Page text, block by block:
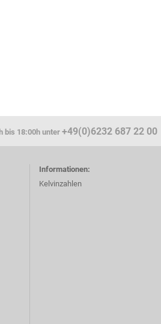
bis 18:00h unter +49(0)6232 687 22 00
Informationen:
Kelvinzahlen